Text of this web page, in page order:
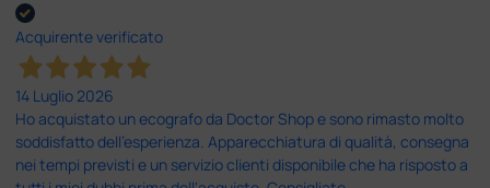
Acquirente verificato
14 Luglio 2026
Ho acquistato un ecografo da Doctor Shop e sono rimasto molto
soddisfatto dell'esperienza. Apparecchiatura di qualità, consegna
nei tempi previsti e un servizio clienti disponibile che ha risposto a